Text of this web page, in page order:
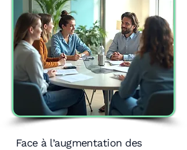
Face à l’augmentation des